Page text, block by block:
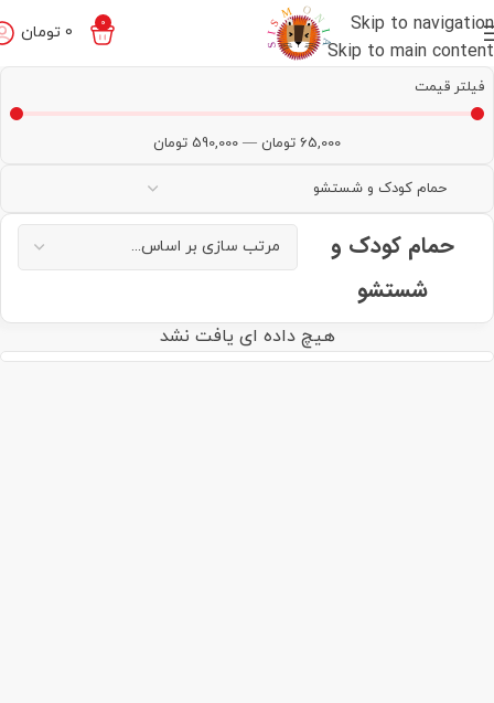
Skip to navigation
Skip to main content
0
0 تومان
فیلتر قیمت
65,000 تومان —
590,000 تومان
حمام کودک و
شستشو
هیچ داده ای یافت نشد